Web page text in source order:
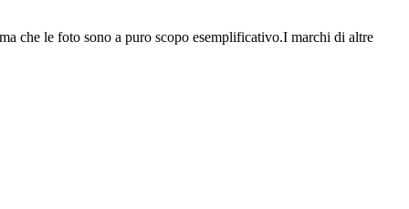
che le foto sono a puro scopo esemplificativo.I marchi di altre